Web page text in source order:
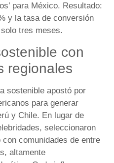
para México. Resultado:
y la tasa de conversión
tres meses.
con
regionales
sostenible apostó por
para generar
y Chile. En lugar de
seleccionaron
comunidades de entre
altamente